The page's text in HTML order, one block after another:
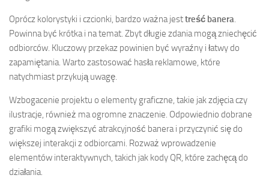
Oprócz kolorystyki i czcionki, bardzo ważna jesttreść banera.
Powinna być krótka i na temat. Zbyt długie zdania mogą zniechęcić
odbiorców. Kluczowy przekaz powinien być wyraźny i łatwy do
zapamiętania. Warto zastosować hasła reklamowe, które
natychmiast przykują uwagę.
Wzbogacenie projektu o elementy graficzne, takie jak zdjęcia czy
ilustracje, również ma ogromne znaczenie. Odpowiednio dobrane
grafiki mogą zwiększyć atrakcyjność banera i przyczynić się do
większej interakcji z odbiorcami. Rozważ wprowadzenie
elementów interaktywnych, takich jak kody QR, które zachęcą do
działania.